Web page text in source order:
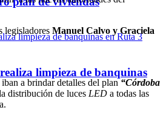
limpieza de banquinas
legisladores Manuel Calvo y Graciela
a brindar detalles del plan “Córdoba
distribución de luces LED a todas las